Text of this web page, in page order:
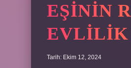
EŞININ
EVLILIK
Tarih: Ekim 12, 2024